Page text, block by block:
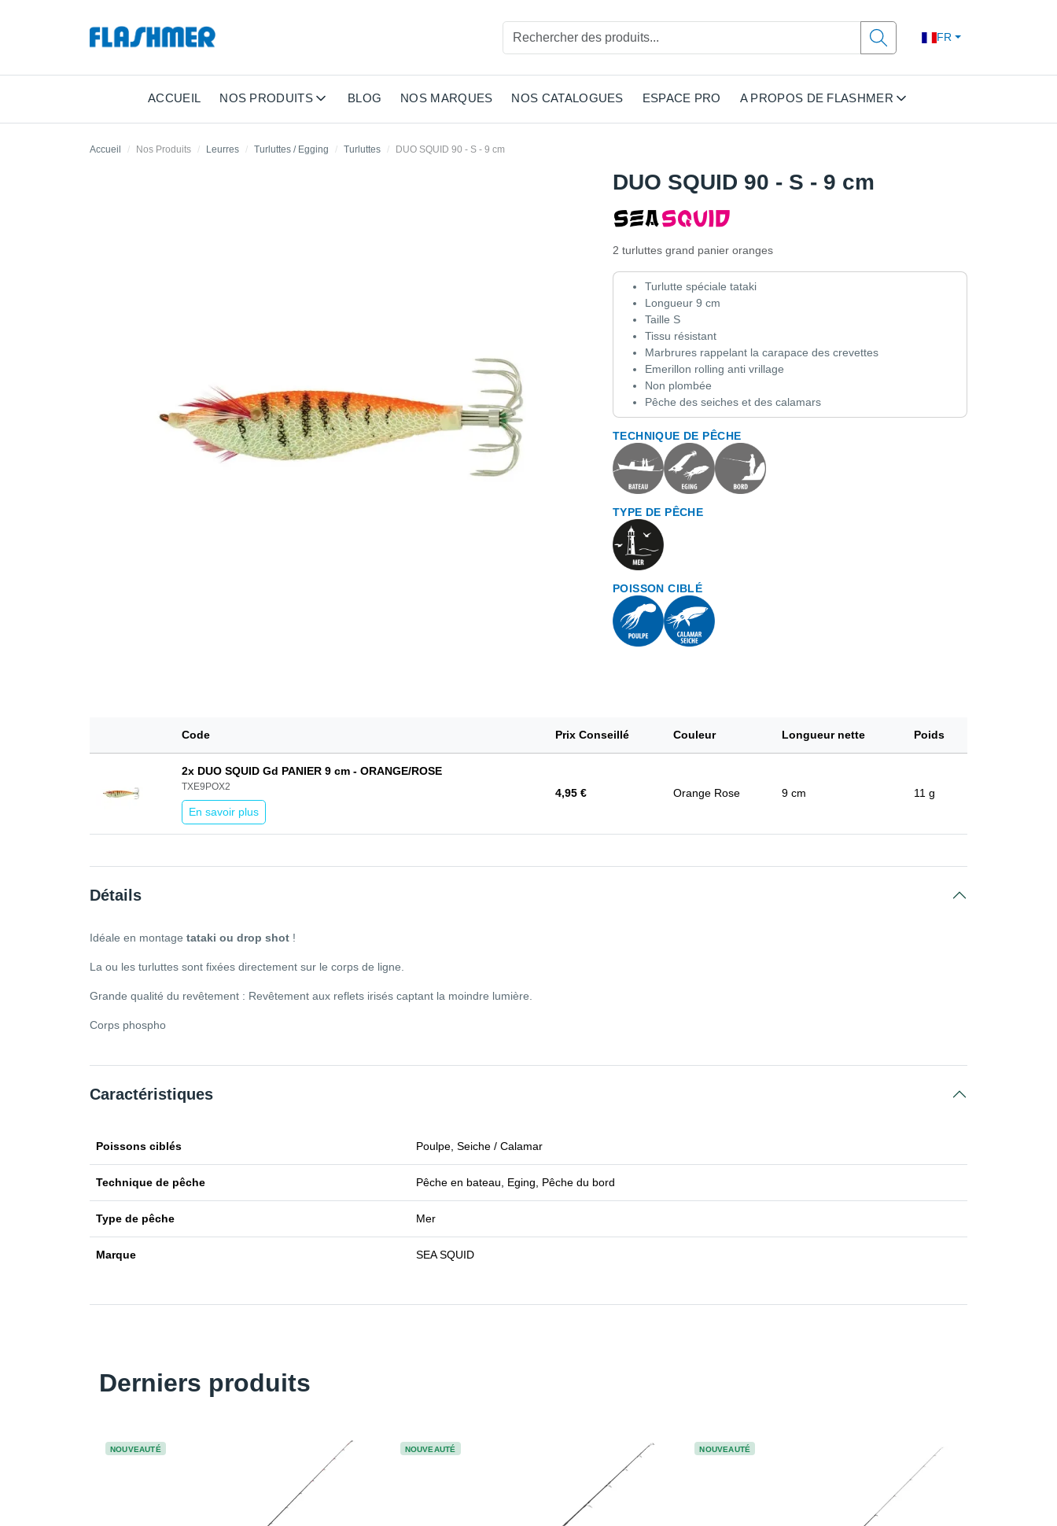
FR
ACCUEIL NOS PRODUITS BLOG NOS MARQUES NOS CATALOGUES ESPACE PRO A PROPOS DE FLASHMER
Accueil Nos Produits Leurres Turluttes / Egging Turluttes DUO SQUID 90 - S - 9 cm
DUO SQUID 90 - S - 9 cm
2 turluttes grand panier oranges
Turlutte spéciale tataki
Longueur 9 cm
Taille S
Tissu résistant
Marbrures rappelant la carapace des crevettes
Emerillon rolling anti vrillage
Non plombée
Pêche des seiches et des calamars
TECHNIQUE DE PÊCHE
TYPE DE PÊCHE
POISSON CIBLÉ
Code Prix Conseillé Couleur Longueur nette Poids
2x DUO SQUID Gd PANIER 9 cm - ORANGE/ROSE
TXE9POX2
En savoir plus
4,95 € Orange Rose 9 cm 11 g
Détails
Idéale en montage tataki ou drop shot !
La ou les turluttes sont fixées directement sur le corps de ligne.
Grande qualité du revêtement : Revêtement aux reflets irisés captant la moindre lumière.
Corps phospho
Caractéristiques
Poissons ciblés Poulpe, Seiche / Calamar
Technique de pêche Pêche en bateau, Eging, Pêche du bord
Type de pêche Mer
Marque SEA SQUID
Derniers produits
NOUVEAUTÉ NOUVEAUTÉ NOUVEAUTÉ